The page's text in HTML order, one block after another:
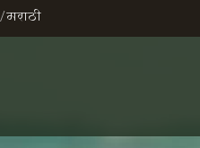
मराठी